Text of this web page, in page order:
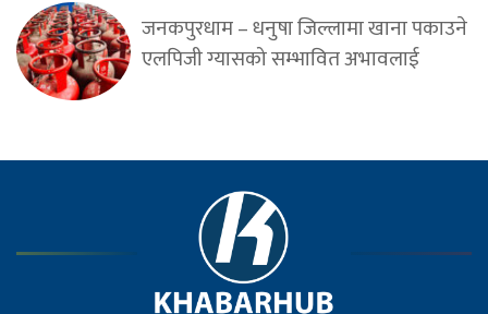
जनकपुरधाम – धनुषा जिल्लामा खाना पकाउने
एलपिजी ग्यासको सम्भावित अभावलाई